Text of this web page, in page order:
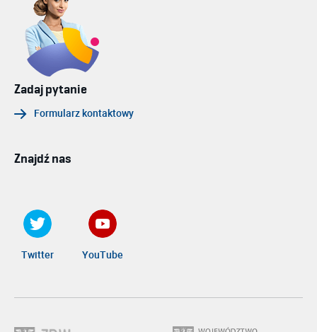
Zadaj pytanie
Formularz kontaktowy
Znajdź nas
Twitter YouTube